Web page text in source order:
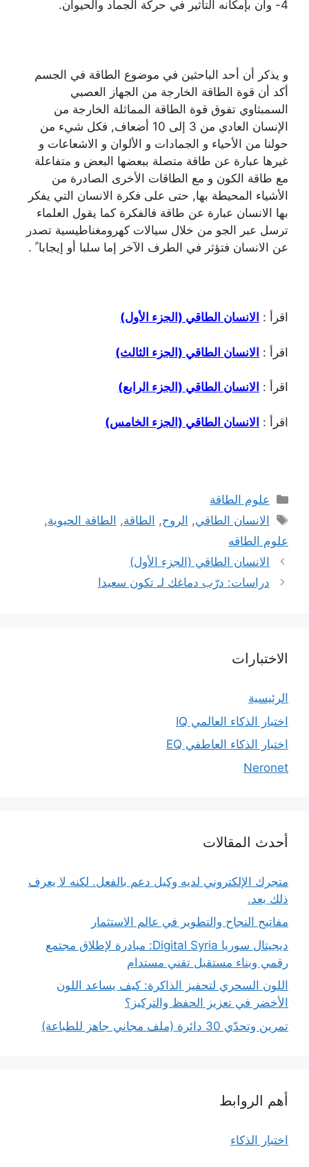
4- وأن بإمكانه التأثير في حركة الجماد والحيوان.
و يذكر أن أحد الباحثين في موضوع الطاقة في الجسم
أكد أن قوة الطاقة الخارجة من الجهاز العصبي
السمبثاوي تفوق قوة الطاقة المماثلة الخارجة من
الإنسان العادي من 3 إلى 10 أضعاف, فكل شيء من
حولنا من الأحياء و الجمادات و الألوان و الاشعاعات و
غيرها عبارة عن طاقة متصلة ببعضها البعض و متفاعلة
مع طاقة الكون و مع الطاقات الأخرى الصادرة من
الأشياء المحيطة بها, حتى على فكرة الانسان التي يفكر
بها الانسان عبارة عن طاقة فالفكرة كما يقول العلماء
ترسل عبر الجو من خلال سيالات كهرومغناطيسية تصدر
عن الانسان فتؤثر في الطرف الآخر إما سلبا أو إيجابا ً .
اقرأ : الانسان الطاقي (الجزء الأول)
اقرأ : الانسان الطاقي (الجزء الثالث)
اقرأ : الانسان الطاقي (الجزء الرابع)
اقرأ : الانسان الطاقي (الجزء الخامس)
التصنيفات
علوم الطاقة
الوسوم
الانسان الطاقي, الروح, الطاقة, الطاقة الحيوية,
علوم الطاقه
الانسان الطاقي (الجزء الأول)
دراسات: درّب دماغك لـ تكون سعيدا
الاختبارات
الرئيسية
اختبار الذكاء العالمي IQ
اختبار الذكاء العاطفي EQ
Neronet
أحدث المقالات
متجرك الإلكتروني لديه وكيل دعم بالفعل. لكنه لا يعرف
ذلك بعد.
مفاتيح النجاح والتطوير في عالم الاستثمار
ديجيتال سوريا Digital Syria: مبادرة لإطلاق مجتمع
رقمي وبناء مستقبل تقني مستدام
اللون السحري لتحفيز الذاكرة: كيف يساعد اللون
الأخضر في تعزيز الحفظ والتركيز؟
تمرين وتحدّي 30 دائرة (ملف مجاني جاهز للطباعة)
أهم الروابط
اختبار الذكاء